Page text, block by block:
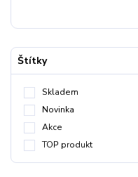
Štítky
Skladem
Novinka
Akce
TOP produkt